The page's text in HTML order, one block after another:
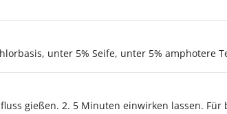
unter 5% Seife, unter 5% amphotere
gießen. 2. 5 Minuten einwirken lassen.